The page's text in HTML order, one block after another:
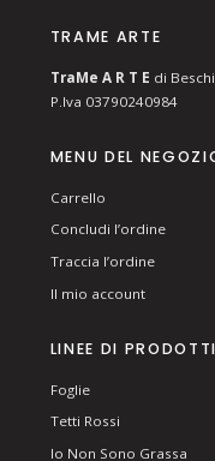
TRAME ARTE
TraMe A R T E di
P.Iva 03790240984
MENU DEL
Carrello
Concludi l’ordine
Traccia l’ordine
Il mio account
LINEE DI PRODOTTI
Foglie
Tetti Rossi
Io Non Sono Grassa